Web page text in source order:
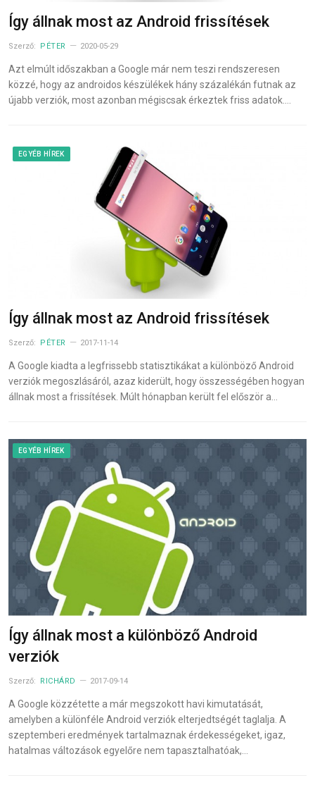
Így állnak most az Android frissítések
Szerző: PÉTER 2020-05-29
Azt elmúlt időszakban a Google már nem teszi rendszeresen
közzé, hogy az androidos készülékek hány százalékán futnak az
újabb verziók, most azonban mégiscsak érkeztek friss adatok.…
EGYÉB HÍREK
Így állnak most az Android frissítések
Szerző: PÉTER 2017-11-14
A Google kiadta a legfrissebb statisztikákat a különböző Android
verziók megoszlásáról, azaz kiderült, hogy összességében hogyan
állnak most a frissítések. Múlt hónapban került fel először a…
EGYÉB HÍREK
Így állnak most a különböző Android
verziók
Szerző: RICHÁRD 2017-09-14
A Google közzétette a már megszokott havi kimutatását,
amelyben a különféle Android verziók elterjedtségét taglalja. A
szeptemberi eredmények tartalmaznak érdekességeket, igaz,
hatalmas változások egyelőre nem tapasztalhatóak,…